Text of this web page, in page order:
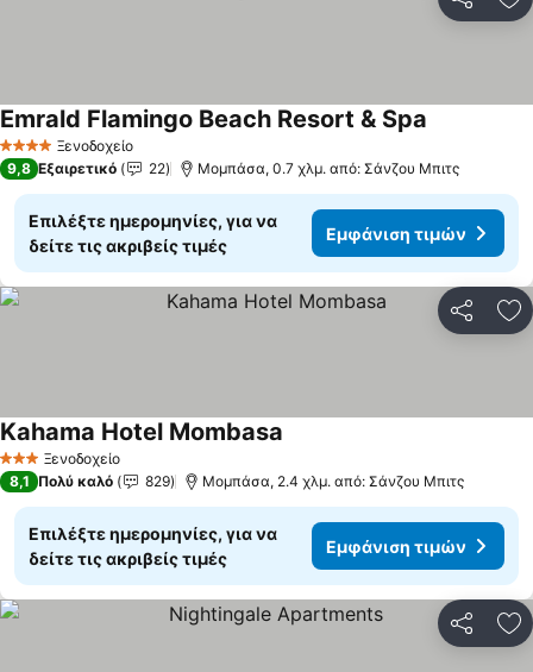
4 ΑστέριαΞενοδοχείο
Emrald Flamingo Beach Resort & Spa
9,8 Εξαιρετικό 22 Μομπάσα, 0.7 χλμ. από: Σάνζου Μπιτς
Επιλέξτε ημερομηνίες, για να
δείτε τις ακριβείς τιμές
Εμφάνιση τιμών
3 ΑστέριαΞενοδοχείο
Kahama Hotel Mombasa
8,1 Πολύ καλό 829 Μομπάσα, 2.4 χλμ. από: Σάνζου Μπιτς
Επιλέξτε ημερομηνίες, για να
δείτε τις ακριβείς τιμές
Εμφάνιση τιμών